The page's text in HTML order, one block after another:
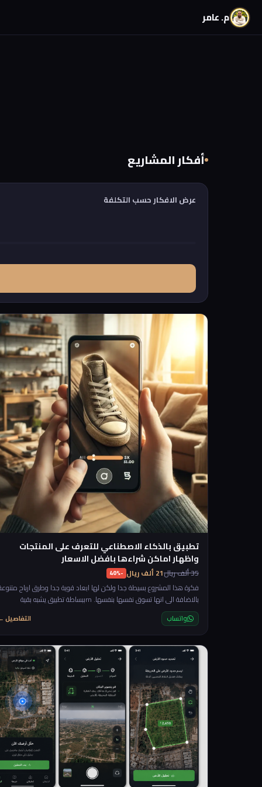
م. عامر
أفكار المشاريع
عرض الافكار حسب التكلفة
تطبيق بالذكاء الاصطناعي للتعرف على المنتجات
واظهار اماكن شراءها بافضل الاسعار
35 ألف ريال 21 ألف ريال -40%
فكرة هذا المشروع بسيطة جدا ولكن لها ابعاد قوية جدا وطرق ارباح
بالاضافة الى انها تسوق نفسها بنفسها. rnببساطة تطبيق يشبه بقية
تطبيقات الذكاء الاصطناعي لكن مختص في شي واحد وهو تصوير اي منتج
ويعطيك معلومات عنه واماكن الشراء وافضل الاسعار. rnوقبل ان نستمر
في توضيح الفكرة بجاوب على سؤال مهم "ايش يختلف عن ال chatgpt او
بقية تطبيقات الذكاء الاصطناعي" والجواب ببساطة ان التطبيق لك بالكامل
وتتحكم فيه
واتساب التفاصيل